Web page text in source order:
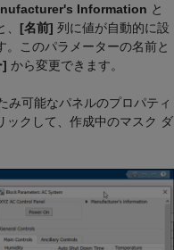
Information と
[名前] 列に値が自動的に設
。このパラメーターの名前と
] から変更できます。
み可能なパネルのプロパティ
ックして、作成中のマスク ダ